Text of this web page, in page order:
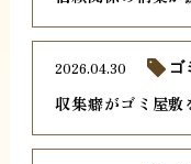
収集癖がゴミ屋敷
2026.04.30 ゴ